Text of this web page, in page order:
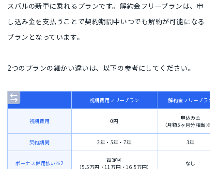
スバルの新車に乗れるプランです。解約金フリープランは、申
し込み金を支払うことで契約期間中いつでも解約が可能になる
プラン となっています。
2つのプランの細かい違いは、以下の参考にしてください。
初期費用フリープラン 解約金フリープラン
初期費用 0円
申込み金
（月額5ヶ月分相当※1
契約期間 3年・5年・7年 3年
ボーナス併用払い※2
設定可
（5.5万円・11万円・16.5万円）
なし